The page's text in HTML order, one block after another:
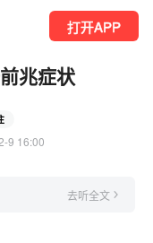
打开APP
兆症状
9 16:00
去听全文